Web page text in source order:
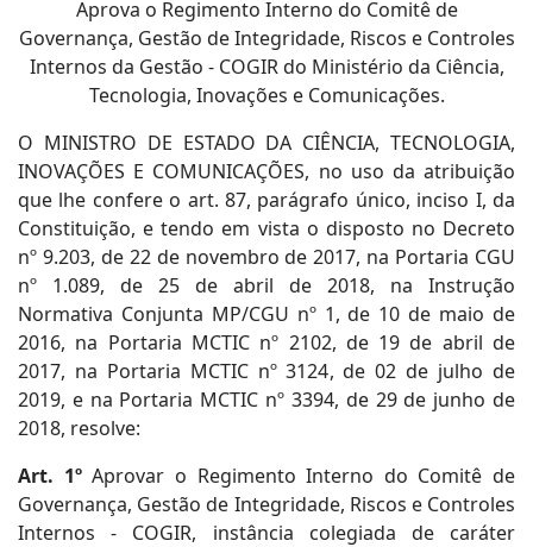
Aprova o Regimento Interno do Comitê de
Governança, Gestão de Integridade, Riscos e Controles
Internos da Gestão - COGIR do Ministério da Ciência,
Tecnologia, Inovações e Comunicações.
O MINISTRO DE ESTADO DA CIÊNCIA, TECNOLOGIA,
INOVAÇÕES E COMUNICAÇÕES, no uso da atribuição
que lhe confere o art. 87, parágrafo único, inciso I, da
Constituição, e tendo em vista o disposto no Decreto
nº 9.203, de 22 de novembro de 2017, na Portaria CGU
nº 1.089, de 25 de abril de 2018, na Instrução
Normativa Conjunta MP/CGU nº 1, de 10 de maio de
2016, na Portaria MCTIC nº 2102, de 19 de abril de
2017, na Portaria MCTIC nº 3124, de 02 de julho de
2019, e na Portaria MCTIC nº 3394, de 29 de junho de
2018, resolve:
Art. 1ºAprovar o Regimento Interno do Comitê de
Governança, Gestão de Integridade, Riscos e Controles
Internos - COGIR, instância colegiada de caráter